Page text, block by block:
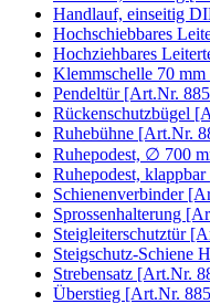
Handlauf, einseitig
Hochschiebbares
Hochziehbares
Klemmschelle 70
Pendeltür [Art.Nr.
Rückenschutzbügel
Ruhebühne [Art.Nr.
Ruhepodest, ∅ 700
Ruhepodest,
Schienenverbinder
Sprossenhalterung
Steigleiterschutztür
Steigschutz-Schiene
Strebensatz [Art.Nr.
Überstieg [Art.Nr.